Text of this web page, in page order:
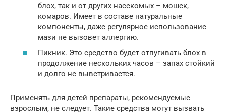
блох, так и от других насекомых – мошек,
комаров. Имеет в составе натуральные
компоненты, даже регулярное использование
мази не вызовет аллергию.
Пикник. Это средство будет отпугивать блох в
продолжение нескольких часов – запах стойкий
и долго не выветривается.
Применять для детей препараты, рекомендуемые
взрослым, не следует. Такие средства могут вызвать